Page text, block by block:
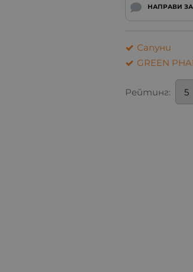
НАПРАВИ
Сапуни
GREEN
Рейтинг: